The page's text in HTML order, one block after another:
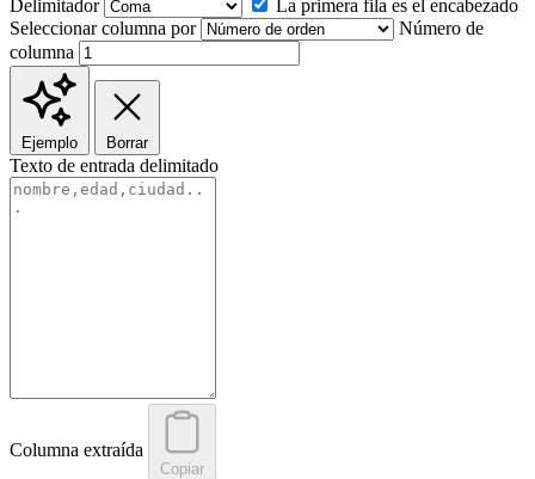
Delimitador
La primera fila es el encabezado
Seleccionar columna por
Número de
columna
Ejemplo Borrar
Texto de entrada delimitado
Columna extraída
Copiar